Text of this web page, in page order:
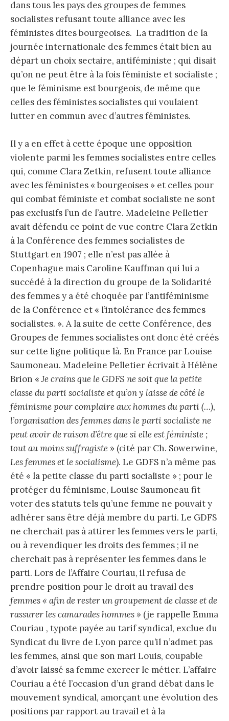
dans tous les pays des groupes de femmes
socialistes refusant toute alliance avec les
féministes dites bourgeoises. La tradition de la
journée internationale des femmes était bien au
départ un choix sectaire, antiféministe ; qui disait
qu’on ne peut être à la fois féministe et socialiste ;
que le féminisme est bourgeois, de même que
celles des féministes socialistes qui voulaient
lutter en commun avec d’autres féministes.
Il y a en effet à cette époque une opposition
violente parmi les femmes socialistes entre celles
qui, comme Clara Zetkin, refusent toute alliance
avec les féministes « bourgeoises » et celles pour
qui combat féministe et combat socialiste ne sont
pas exclusifs l’un de l’autre. Madeleine Pelletier
avait défendu ce point de vue contre Clara Zetkin
à la Conférence des femmes socialistes de
Stuttgart en 1907 ; elle n’est pas allée à
Copenhague mais Caroline Kauffman qui lui a
succédé à la direction du groupe de la Solidarité
des femmes y a été choquée par l’antiféminisme
de la Conférence et « l’intolérance des femmes
socialistes. ». A la suite de cette Conférence, des
Groupes de femmes socialistes ont donc été créés
sur cette ligne politique là. En France par Louise
Saumoneau. Madeleine Pelletier écrivait à Hélène
Brion «Je crains que le GDFS ne soit que la petite
classe du parti socialiste et qu’on y laisse de côté le
féminisme pour complaire aux hommes du parti (…),
l’organisation des femmes dans le parti socialiste ne
peut avoir de raison d’être que si elle est féministe ;
tout au moins suffragiste » (cité par Ch. Sowerwine,
Les femmes et le socialisme). Le GDFS n’a même pas
été « la petite classe du parti socialiste » ; pour le
protéger du féminisme, Louise Saumoneau fit
voter des statuts tels qu’une femme ne pouvait y
adhérer sans être déjà membre du parti. Le GDFS
ne cherchait pas à attirer les femmes vers le parti,
ou à revendiquer les droits des femmes ; il ne
cherchait pas à représenter les femmes dans le
parti. Lors de l’Affaire Couriau, il refusa de
prendre position pour le droit au travail des
femmes « afin de rester un groupement de classe et de
rassurer les camarades hommes » (je rappelle Emma
Couriau , typote payée au tarif syndical, exclue du
Syndicat du livre de Lyon parce qu’il n’admet pas
les femmes, ainsi que son mari Louis, coupable
d’avoir laissé sa femme exercer le métier. L’affaire
Couriau a été l’occasion d’un grand débat dans le
mouvement syndical, amorçant une évolution des
positions par rapport au travail et à la